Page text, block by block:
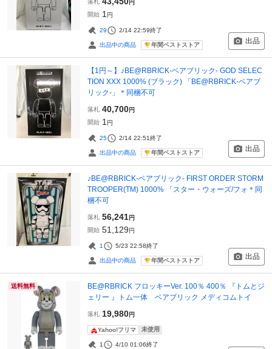
円
開始 1 円
29 2/14 22:59終了
出品中の商品 年間ベストストア 出品
【1円～】♪BE@RBRICK-ベアブリック- GOD SELEC
TION XXX 1000% (ブラック) 「BE@RBRICK-ベアブ
リック-」＊同梱不可
落札 40,700円
開始 1 円
25 2/14 22:51終了
出品中の商品 年間ベストストア 出品
♪BE@RBRICK-ベアブリック- FIRST ORDER STORM
TROOPER(TM) 1000% 「スター・ウォーズ/フォ＊同
梱不可
落札 56,241円
開始 51,129円
1 5/23 22:58終了
出品中の商品 年間ベストストア 出品
送料無料
BE@RBRICK フロッキーVer. 100％ 400％ 『トムとジ
ェリー 』トム一体 ベアブリック メディコムトイ
落札 19,980円
Yahoo!フリマ 未使用
1 4/10 01:06終了